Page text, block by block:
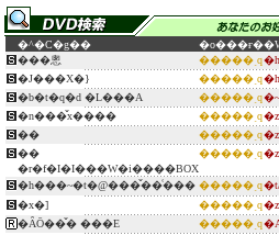
�^�C�g�� �o���ғ�
���悤
�����ˎq
�J���X�}
�����ˎq
�b�t�q�d �L���A
�����ˎq
�n���̌x����
�����ˎq
��
�����ˎq
��
�r�f�I�I���W�i����BOX
�����ˎq
�h���~�t�@���̌��͑��� �����ˎq
�x�]
�����ˎq
�ȂŌ��̌� ���E
�����ˎq